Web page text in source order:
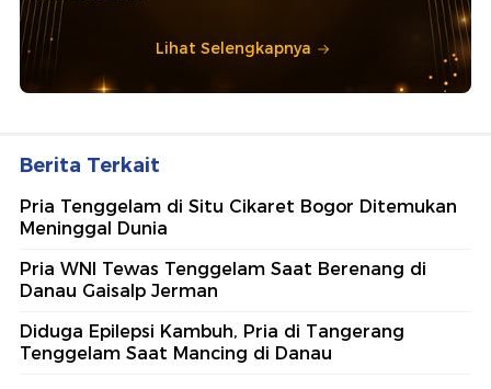
Lihat Selengkapnya
Berita Terkait
Pria Tenggelam di Situ Cikaret Bogor Ditemukan
Meninggal Dunia
Pria WNI Tewas Tenggelam Saat Berenang di
Danau Gaisalp Jerman
Diduga Epilepsi Kambuh, Pria di Tangerang
Tenggelam Saat Mancing di Danau